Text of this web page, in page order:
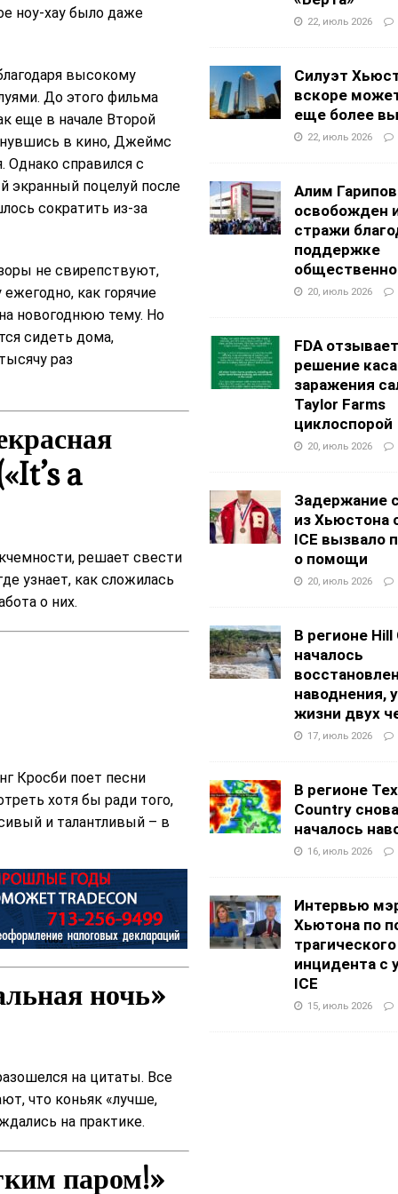
ноу-хау было даже
высокому
До этого фильма
еще в начале Второй
в кино, Джеймс
Однако справился с
экранный поцелуй после
сократить из-за
не свирепствуют,
как горячие
новогоднюю тему. Но
сидеть дома,
раз
a
решает свести
узнает, как сложилась
о них.
Кросби поет песни
хотя бы ради того,
и талантливый – в
ночь»
на цитаты. Все
что коньяк «лучше,
на практике.
паром!»
22, июль 2026
Силуэт
вскоре
еще более
22, июль 2026
Алим Гарипов
освобожден
стражи
поддержке
20, июль 2026
FDA отзывает
решение
заражения
Taylor Farms
циклоспорой
20, июль 2026
Задержание
из Хьюстона
ICE вызвало
о помощи
20, июль 2026
В регионе
началось
наводнения,
жизни двух
17, июль 2026
В регионе
Country снова
началось
16, июль 2026
Интервью
Хьютона по
трагического
инцидента с
ICE
15, июль 2026